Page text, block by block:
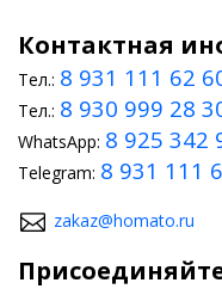
Контактная
Тел.: 8 931 111 62
Тел.: 8 930 999 28
WhatsApp: 8 925 342
Telegram: 8 931 111
zakaz@homato.ru